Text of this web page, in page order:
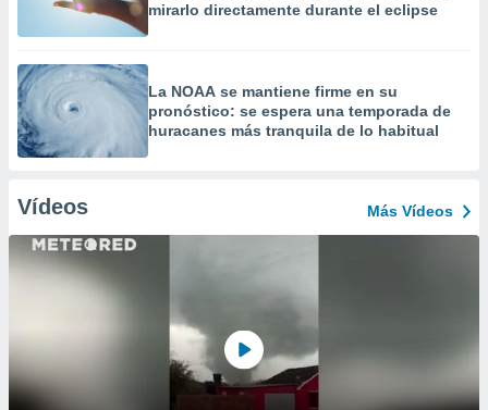
mirarlo directamente durante el eclipse
La NOAA se mantiene firme en su
pronóstico: se espera una temporada de
huracanes más tranquila de lo habitual
Vídeos Más Vídeos